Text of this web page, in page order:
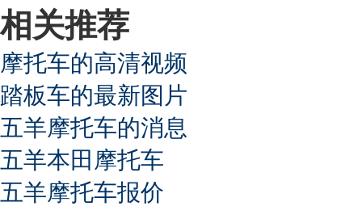
相关推荐
摩托车的高清视频
踏板车的最新图片
五羊摩托车的消息
五羊本田摩托车
五羊摩托车报价